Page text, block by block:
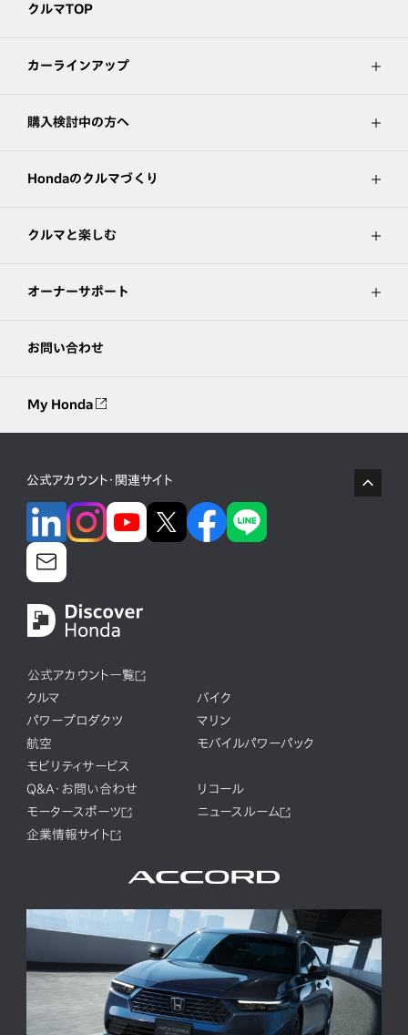
クルマTOP
カーラインアップ
購入検討中の方へ
Hondaのクルマづくり
クルマと楽しむ
オーナーサポート
お問い合わせ
My Honda
公式アカウント・関連サイト
公式アカウント一覧
クルマ
バイク
パワープロダクツ
マリン
航空
モバイルパワーパック
モビリティサービス
Q&A・お問い合わせ
リコール
モータースポーツ
ニュースルーム
企業情報サイト